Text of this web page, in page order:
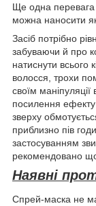
Ще одна перевага
можна наносити
Засіб потрібно
забуваючи й про
натиснути всього
волосся, трохи
своїм
посилення ефекту
зверху
приблизно пів
застосуванням
рекомендовано
Наявні
Спрей-маска не